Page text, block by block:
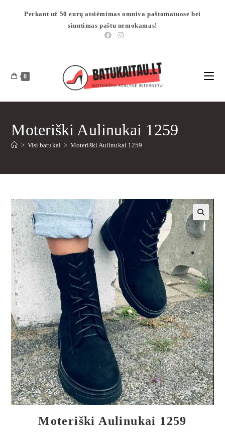
Perkant už 50 eurų atsiėmimas omniva paštomatuose bei
siuntimas paštu nemokamas!
0
Moteriški Aulinukai 1259
> Visi batukai > Moteriški Aulinukai 1259
🔍
Moteriški Aulinukai 1259